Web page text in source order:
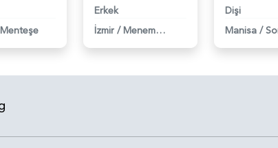
Menteşe
Erkek
İzmir / Menemen
Dişi
Manisa /